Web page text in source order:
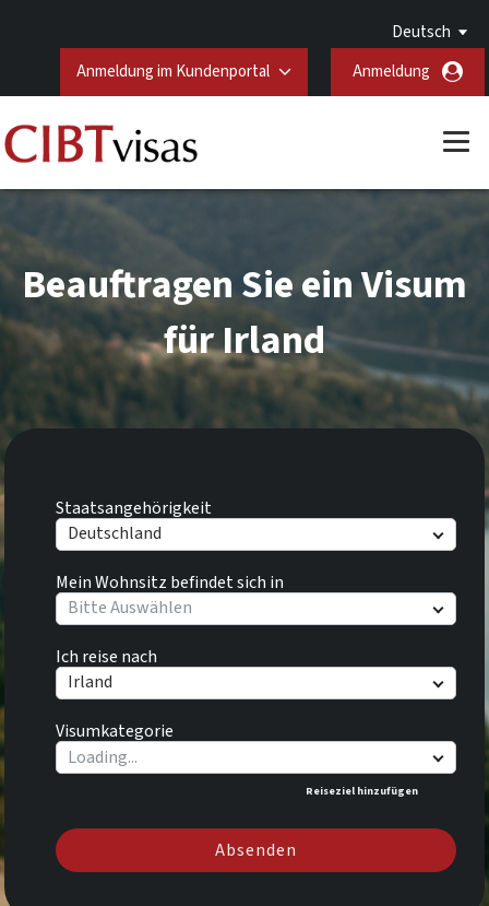
Deutsch
Anmeldung im Kundenportal
Anmeldung
Staatsangehörigkeit
Deutschland
Mein Wohnsitz befindet sich in
Bitte Auswählen
Ich reise nach
Irland
Visumkategorie
Reiseziel hinzufügen
Absenden
Beauftragen Sie ein Visum
für Irland